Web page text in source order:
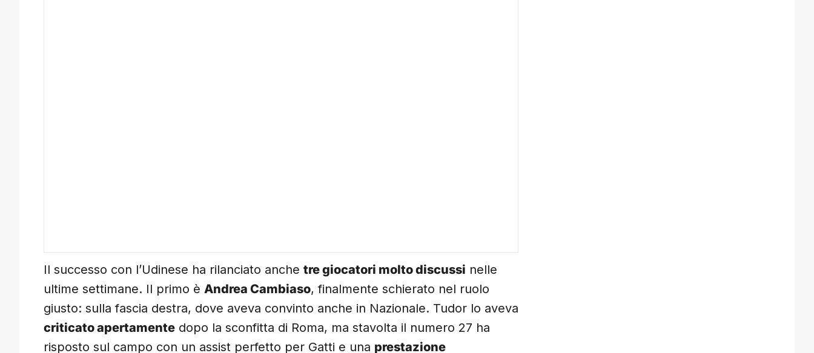
Il successo con l’Udinese ha rilanciato anche tre giocatori molto discussi nelle
ultime settimane. Il primo è Andrea Cambiaso, finalmente schierato nel ruolo
giusto: sulla fascia destra, dove aveva convinto anche in Nazionale. Tudor lo aveva
criticato apertamente dopo la sconfitta di Roma, ma stavolta il numero 27 ha
risposto sul campo con un assist perfetto per Gatti e una prestazione